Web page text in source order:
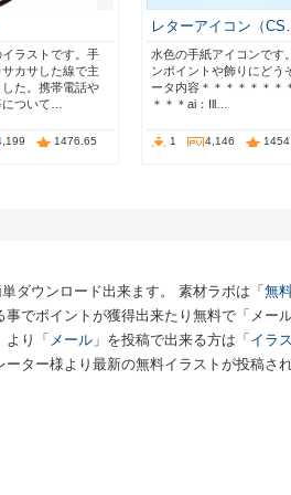
ラストです。手
カサした線で主
た。携帯電話や
ついて…
1476.65
レターアイコン（
水色の手紙アイコンです
ンポイントや飾りにどう
ータ内容＊＊＊＊＊＊＊
＊＊＊ai：Ill…
1 4,146
単ダウンロード出来ます。 素材ラボは「 無
でポイントが獲得出来たり無料で「メール
より「 メール 」を投稿で出来る方は「 イラ
ーター様より最新の無料イラストが投稿さ